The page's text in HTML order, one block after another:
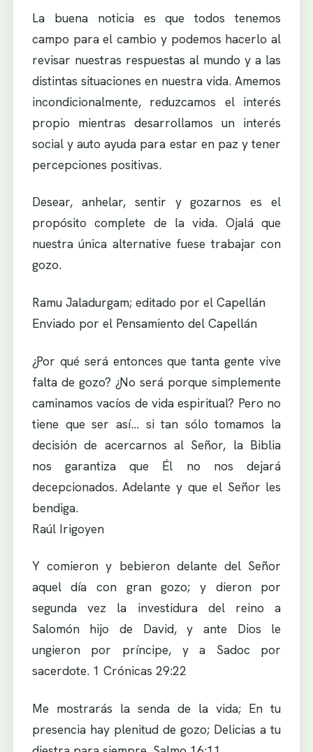
La buena noticia es que todos tenemos
campo para el cambio y podemos hacerlo al
revisar nuestras respuestas al mundo y a las
distintas situaciones en nuestra vida. Amemos
incondicionalmente, reduzcamos el interés
propio mientras desarrollamos un interés
social y auto ayuda para estar en paz y tener
percepciones positivas.
Desear, anhelar, sentir y gozarnos es el
propósito complete de la vida. Ojalá que
nuestra única alternative fuese trabajar con
gozo.
Ramu Jaladurgam; editado por el Capellán
Enviado por el Pensamiento del Capellán
¿Por qué será entonces que tanta gente vive
falta de gozo? ¿No será porque simplemente
caminamos vacíos de vida espiritual? Pero no
tiene que ser así… si tan sólo tomamos la
decisión de acercarnos al Señor, la Biblia
nos garantiza que Él no nos dejará
decepcionados. Adelante y que el Señor les
bendiga.
Raúl Irigoyen
Y comieron y bebieron delante del Señor
aquel día con gran gozo; y dieron por
segunda vez la investidura del reino a
Salomón hijo de David, y ante Dios le
ungieron por príncipe, y a Sadoc por
sacerdote. 1 Crónicas 29:22
Me mostrarás la senda de la vida; En tu
presencia hay plenitud de gozo; Delicias a tu